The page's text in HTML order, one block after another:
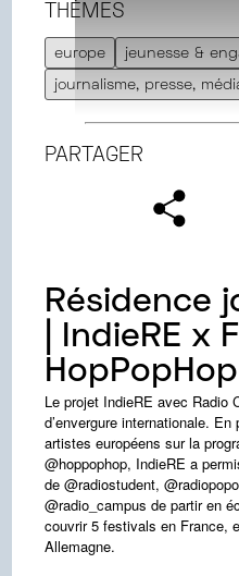
THÈMES
europe jeunesse &
journalisme, presse,
PARTAGER
Résidence
| IndieRE x
HopPopHop
Le projet IndieRE avec Radio
d’envergure internationale.
artistes européens sur la
@hoppophop, IndieRE a
de @radiostudent,
@radio_campus de partir en
couvrir 5 festivals en France,
Allemagne.